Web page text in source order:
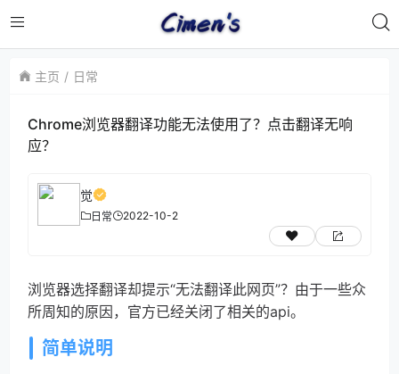
主页 日常
Chrome浏览器翻译功能无法使用了？点击翻译无响
应？
觉
日常 2022-10-2
浏览器选择翻译却提示“无法翻译此网页”？由于一些众
所周知的原因，官方已经关闭了相关的api。
简单说明